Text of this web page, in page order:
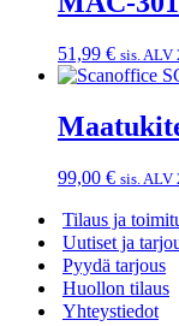
51,99 € sis. ALV
99,00 € sis. ALV
Tilaus ja
Uutiset ja
Pyydä tarjous
Huollon tilaus
Yhteystiedot